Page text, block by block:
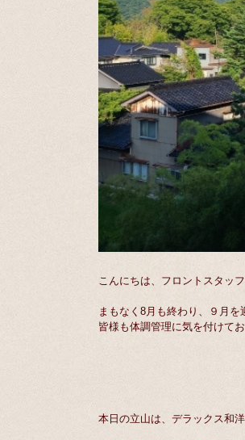
こんにちは、フロントスタッフ
まもなく8月も終わり、９月
皆様も体調管理に気を付けて
本日の立山は、デラックス和